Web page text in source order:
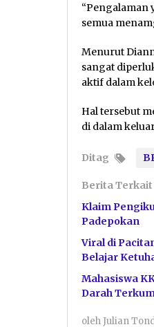
“Pengalaman
semua
Menurut
sangat
aktif dalam
Hal tersebut
di dalam
Ditag
Berita Terkait
Klaim
Padepokan
Viral di
Belajar
Mahasiswa
Darah
oleh Julian